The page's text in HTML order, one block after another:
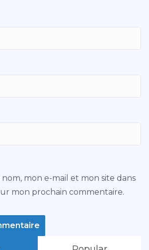
mon e-mail et mon site dans
mon prochain commentaire.